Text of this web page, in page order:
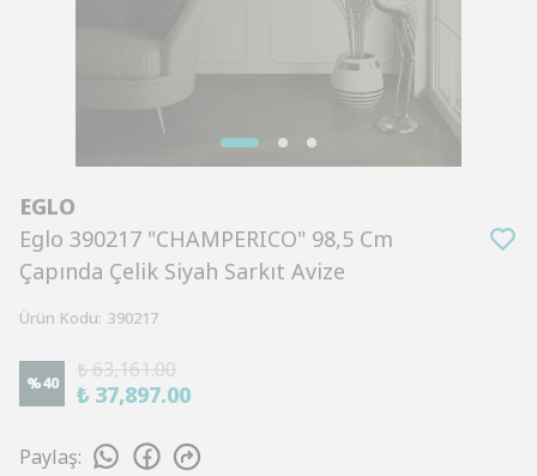
EGLO
Eglo 390217 "CHAMPERICO" 98,5 Cm
Çapında Çelik Siyah Sarkıt Avize
Ürün Kodu: 390217
%40
₺ 63,161.00
₺ 37,897.00
Paylaş: